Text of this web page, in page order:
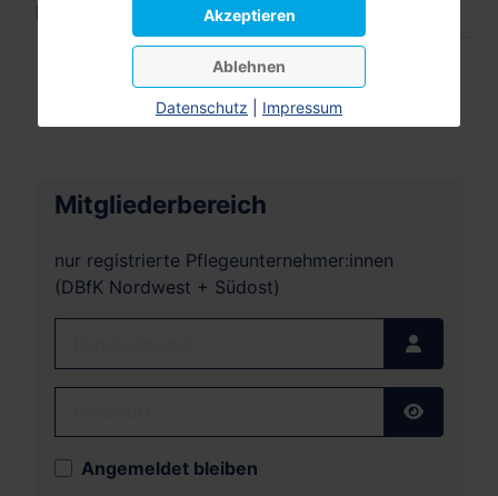
Inkrafttreten: 01. März 2019
Mitgliederbereich
nur registrierte Pflegeunternehmer:innen
(DBfK Nordwest + Südost)
Angemeldet bleiben
Akzeptieren
Ablehnen
Datenschutz Impressum